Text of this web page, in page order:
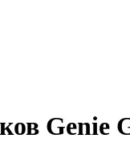
Genie